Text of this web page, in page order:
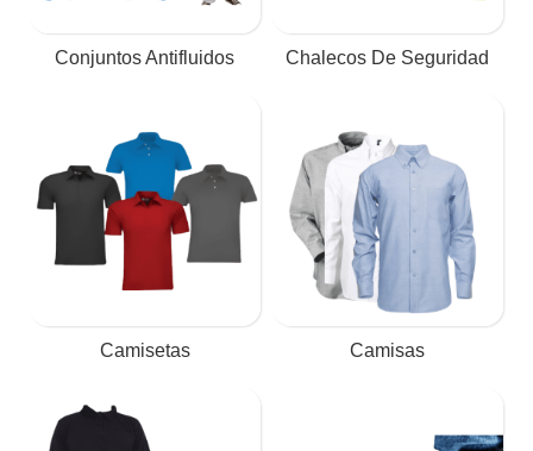
Conjuntos Antifluidos Chalecos De Seguridad
Camisetas Camisas